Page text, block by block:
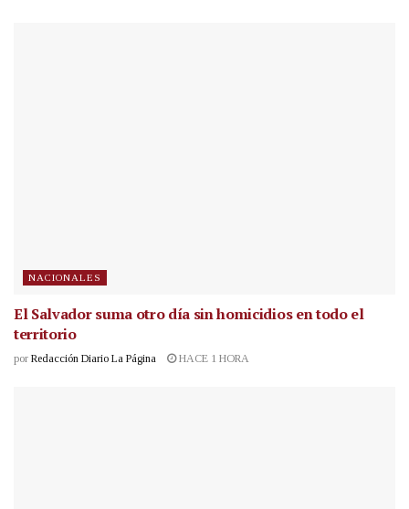
NACIONALES
El Salvador suma otro día sin homicidios en todo el
territorio
por Redacción Diario La Página HACE 1 HORA